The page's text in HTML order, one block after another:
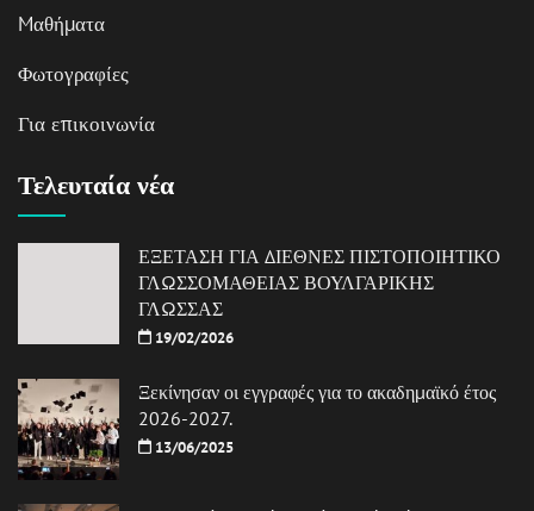
Mαθήματα
Φωτογραφίες
Για επικοινωνία
Τελευταία νέα
ΕΞΕΤΑΣΗ ΓΙΑ ΔΙΕΘΝΕΣ ΠΙΣΤΟΠΟΙΗΤΙΚΟ
ΓΛΩΣΣΟΜΑΘΕΙΑΣ ΒΟΥΛΓΑΡΙΚΗΣ
ΓΛΩΣΣΑΣ
19/02/2026
Ξεκίνησαν οι εγγραφές για το ακαδημαϊκό έτος
2026-2027.
13/06/2025